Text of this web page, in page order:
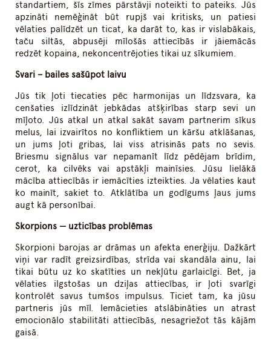
standartiem, šīs zīmes pārstāvji noteikti to pateiks. Jūs
apzināti nemēģināt būt rupjš vai kritisks, un patiesi
vēlaties palīdzēt un ticat, ka darāt to, kas ir vislabākais,
taču siltās, abpusēji mīlošās attiecībās ir jāiemācās
redzēt kopaina, nekoncentrējoties tikai uz sīkumiem.
Svari – bailes sašūpot laivu
Jūs tik ļoti tiecaties pēc harmonijas un līdzsvara, ka
cenšaties izlīdzināt jebkādas atšķirības starp sevi un
mīļoto. Jūs atkal un atkal sakāt savam partnerim sīkus
melus, lai izvairītos no konfliktiem un kāršu atklāšanas,
un jums ļoti gribas, lai viss atrisinās pats no sevis.
Briesmu signālus var nepamanīt līdz pēdējam brīdim,
cerot, ka cilvēks vai apstākļi mainīsies. Jūsu lielākā
mācība attiecībās ir iemācīties izteikties. Ja vēlaties kaut
ko mainīt, sakiet to. Atklātība un godīgums ļaus jums
augt kā personībai.
Skorpions — uzticības problēmas
Skorpioni barojas ar drāmas un afekta enerģiju. Dažkārt
viņi var radīt greizsirdības, strīda vai skandāla ainu, lai
tikai būtu uz ko skatīties un nekļūtu garlaicīgi. Bet, ja
vēlaties ilgstošas un dziļas attiecības, ir ļoti svarīgi
kontrolēt savus tumšos impulsus. Ticiet tam, ka jūsu
partneris jūs mīl. Iemācieties atslābināties un atrast
emocionālo stabilitāti attiecībās, nesagriežot tās kājām
gaisā.